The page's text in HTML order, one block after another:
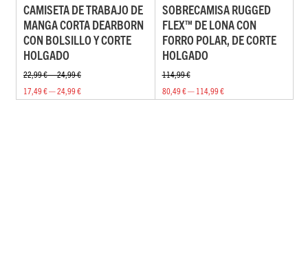
CAMISETA DE TRABAJO DE
MANGA CORTA DEARBORN
CON BOLSILLO Y CORTE
HOLGADO
22,99 € — 24,99 €
17,49 € — 24,99 €
SOBRECAMISA RUGGED
FLEX™ DE LONA CON
FORRO POLAR, DE CORTE
HOLGADO
114,99 €
80,49 € — 114,99 €